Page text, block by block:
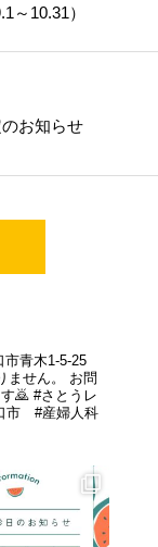
～10.31）
お知らせ
市青木1-5-25
せん。
お問
🙇#さとうレ
市 #産婦人科